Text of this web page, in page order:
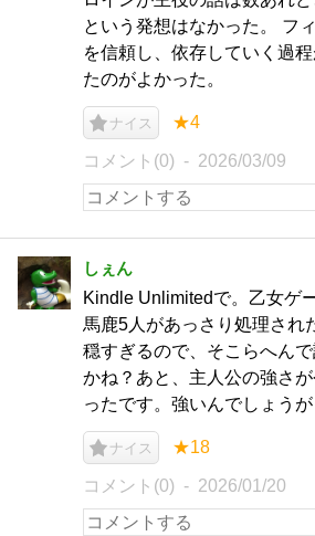
という発想はなかった。 フ
を信頼し、依存していく過
たのがよかった。
ナイス ★4
コメント(0) 2026/03/09
しぇん
Kindle Unlimitedで。乙女ゲ
馬鹿5人があっさり処理され
穏すぎるので、そこらへん
かね？あと、主人公の強さ
ったです。強いんでしょうが
ナイス ★18
コメント(0) 2026/01/20